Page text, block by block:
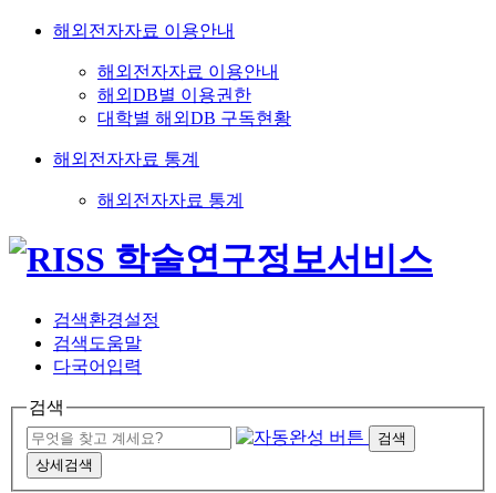
해외전자자료 이용안내
해외전자자료 이용안내
해외DB별 이용권한
대학별 해외DB 구독현황
해외전자자료 통계
해외전자자료 통계
검색환경설정
검색도움말
다국어입력
검색
검색
상세검색